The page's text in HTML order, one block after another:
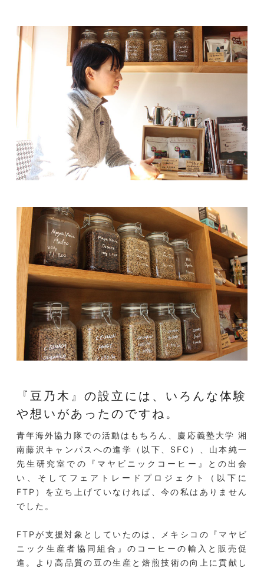
『豆乃木』の設立には、 いろんな体験
や想いがあったのですね。
青年海外協力隊での活動はもちろん、慶応義塾大学 湘
南藤沢キャンパスへの進学（以下、SFC）、山本純一
先生研究室での『マヤビニックコーヒー』との出会
い、そしてフェアトレードプロジェクト（以下に
FTP）を立ち上げていなければ、今の私はありません
でした。
FTPが支援対象としていたのは、メキシコの『マヤビ
ニック生産者協同組合』のコーヒーの輸入と販売促
進。より高品質の豆の生産と焙煎技術の向上に貢献し